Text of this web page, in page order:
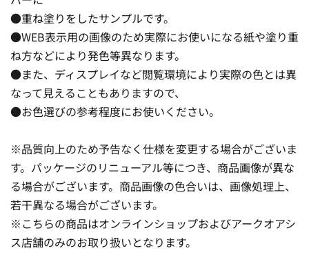
●重ね塗りをしたサンプルです。
●WEB表示用の画像のため実際にお使いになる紙や塗り重
ね方などにより発色等異なります。
●また、ディスプレイなど閲覧環境により実際の色とは異
なって見えることもありますので、
●お色選びの参考程度にお使いください。
※品質向上のため予告なく仕様を変更する場合がございま
す。パッケージのリニューアル等につき、商品画像が異な
る場合がございます。商品画像の色合いは、画像処理上、
若干異なる場合がございます。
※こちらの商品はオンラインショップおよびアークオアシ
ス店舗のみのお取り扱いとなります。